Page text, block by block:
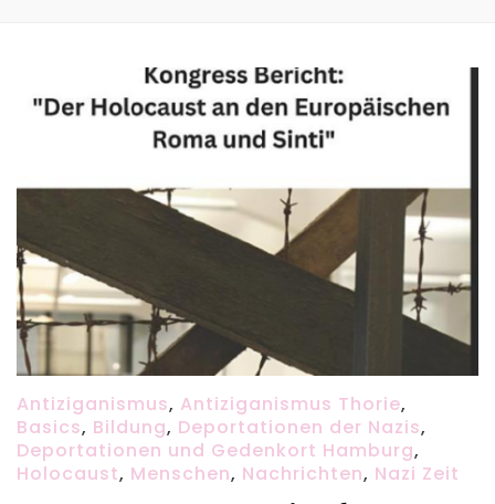
Antiziganismus, Antiziganismus Thorie,
Basics, Bildung, Deportationen der Nazis,
Deportationen und Gedenkort Hamburg,
Holocaust, Menschen, Nachrichten, Nazi Zeit